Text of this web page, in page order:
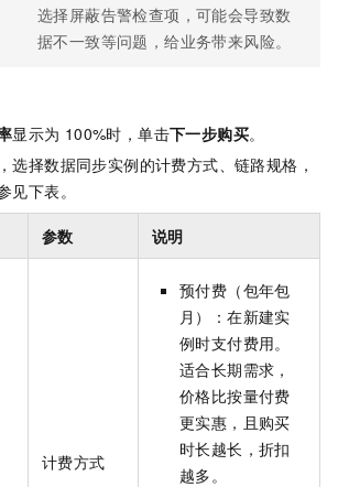
选择屏蔽告警检查项，可能会导致数
据不一致等问题，给业务带来风险。
显示为 100%时，单击下一步购买。
选择数据同步实例的计费方式、链路规格，
见下表。
参数 说明
计费方式
预付费（包年包
月）：在新建实
例时支付费用。
适合长期需求，
价格比按量付费
更实惠，且购买
时长越长，折扣
越多。